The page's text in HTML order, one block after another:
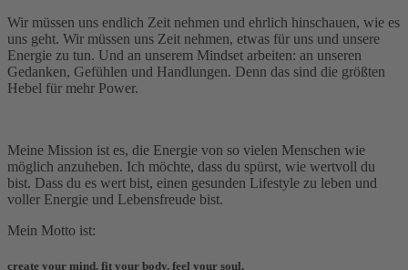
Wir müssen uns endlich Zeit nehmen und ehrlich hinschauen, wie es
uns geht. Wir müssen uns Zeit nehmen, etwas für uns und unsere
Energie zu tun. Und an unserem Mindset arbeiten: an unseren
Gedanken, Gefühlen und Handlungen. Denn das sind die größten
Hebel für mehr Power.
Meine Mission ist es, die Energie von so vielen Menschen wie
möglich anzuheben. Ich möchte, dass du spürst, wie wertvoll du
bist. Dass du es wert bist, einen gesunden Lifestyle zu leben und
voller Energie und Lebensfreude bist.
Mein Motto ist:
create your mind. fit your body. feel your soul.